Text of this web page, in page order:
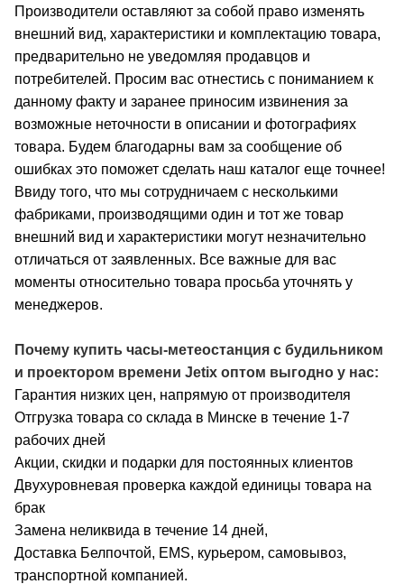
Производители оставляют за собой право изменять
внешний вид, характеристики и комплектацию товара,
предварительно не уведомляя продавцов и
потребителей. Просим вас отнестись с пониманием к
данному факту и заранее приносим извинения за
возможные неточности в описании и фотографиях
товара. Будем благодарны вам за сообщение об
ошибках это поможет сделать наш каталог еще точнее!
Ввиду того, что мы сотрудничаем с несколькими
фабриками, производящими один и тот же товар
внешний вид и характеристики могут незначительно
отличаться от заявленных. Все важные для вас
моменты относительно товара просьба уточнять у
менеджеров.
Почему купить часы-метеостанция с будильником
и проектором времени Jetix оптом выгодно у нас:
Гарантия низких цен, напрямую от производителя
Отгрузка товара со склада в Минске в течение 1-7
рабочих дней
Акции, скидки и подарки для постоянных клиентов
Двухуровневая проверка каждой единицы товара на
брак
Замена неликвида в течение 14 дней,
Доставка Белпочтой, EMS, курьером, самовывоз,
транспортной компанией.